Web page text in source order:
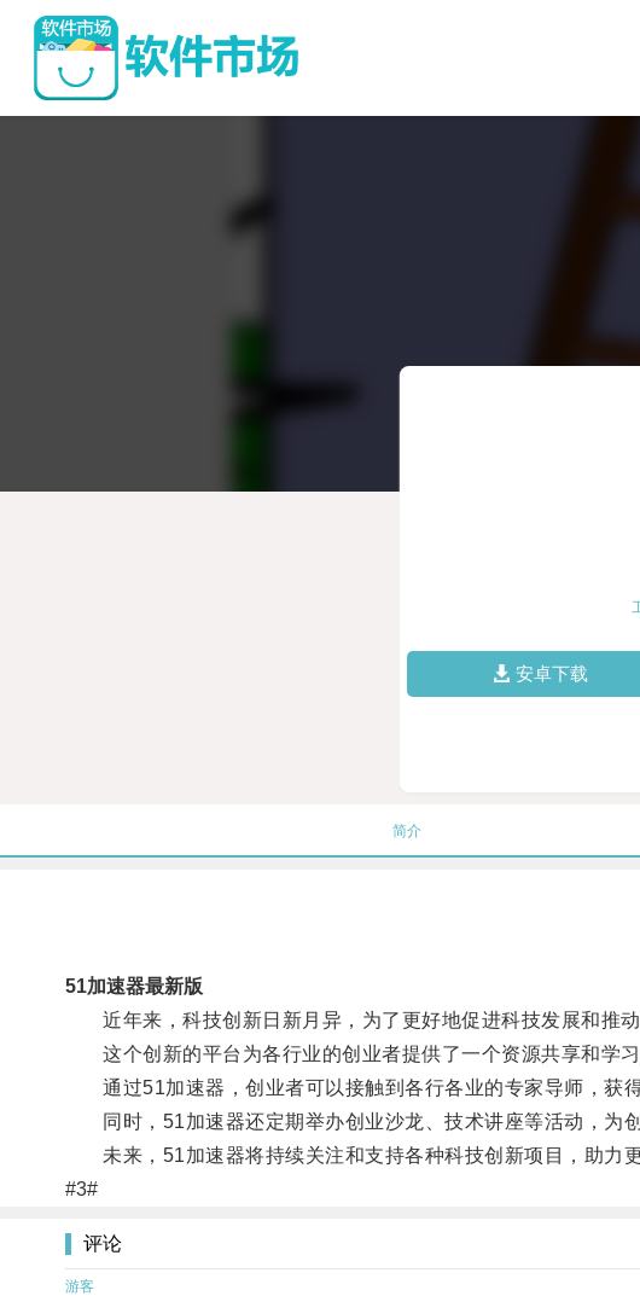
安卓下载
简介
51加速器最新版
近年来，科技创新日新月异，为了更好地促进科技发展和推动
这个创新的平台为各行业的创业者提供了一个资源共享和学习
通过51加速器，创业者可以接触到各行各业的专家导师，获
同时，51加速器还定期举办创业沙龙、技术讲座等活动，为创
未来，51加速器将持续关注和支持各种科技创新项目，助力
#3#
评论
游客